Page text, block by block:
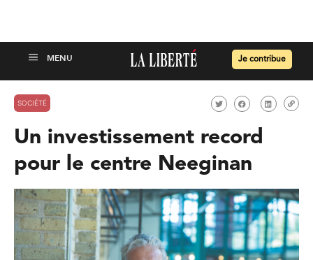
Je contribue
SOCIÉTÉ
Un investissement record
pour le centre Neeginan